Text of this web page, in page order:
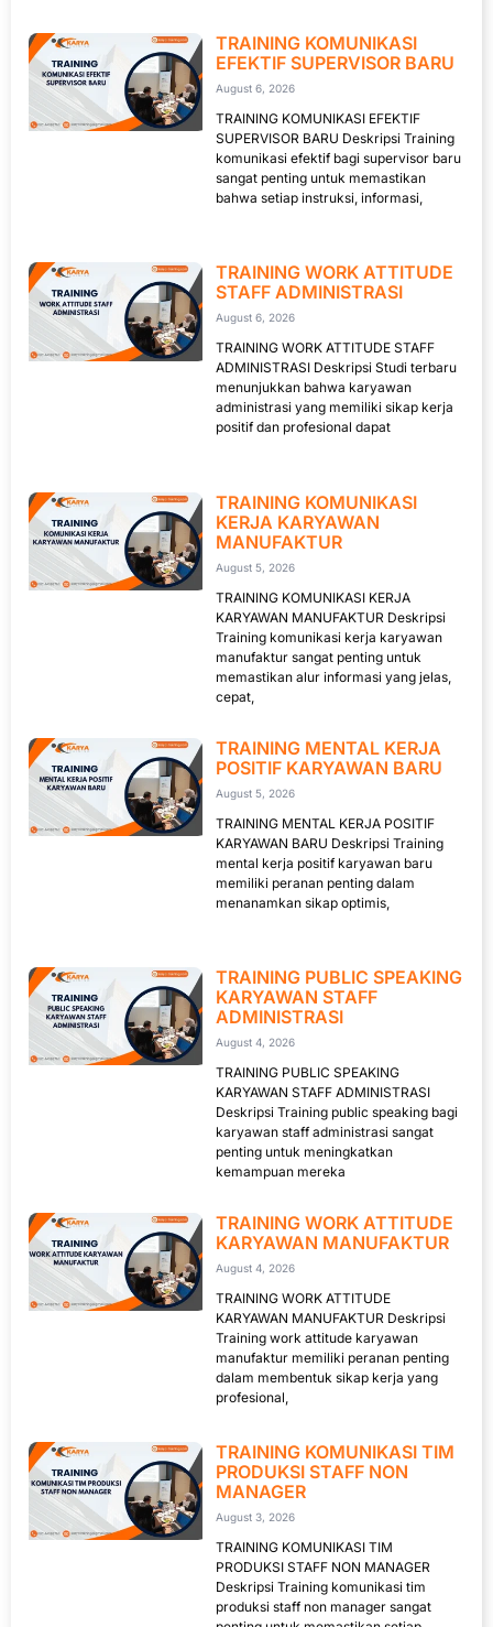
TRAINING KOMUNIKASI
EFEKTIF SUPERVISOR BARU
August 6, 2026
TRAINING KOMUNIKASI EFEKTIF
SUPERVISOR BARU Deskripsi Training
komunikasi efektif bagi supervisor baru
sangat penting untuk memastikan
bahwa setiap instruksi, informasi,
TRAINING WORK ATTITUDE
STAFF ADMINISTRASI
August 6, 2026
TRAINING WORK ATTITUDE STAFF
ADMINISTRASI Deskripsi Studi terbaru
menunjukkan bahwa karyawan
administrasi yang memiliki sikap kerja
positif dan profesional dapat
TRAINING KOMUNIKASI
KERJA KARYAWAN
MANUFAKTUR
August 5, 2026
TRAINING KOMUNIKASI KERJA
KARYAWAN MANUFAKTUR Deskripsi
Training komunikasi kerja karyawan
manufaktur sangat penting untuk
memastikan alur informasi yang jelas,
cepat,
TRAINING MENTAL KERJA
POSITIF KARYAWAN BARU
August 5, 2026
TRAINING MENTAL KERJA POSITIF
KARYAWAN BARU Deskripsi Training
mental kerja positif karyawan baru
memiliki peranan penting dalam
menanamkan sikap optimis,
TRAINING PUBLIC SPEAKING
KARYAWAN STAFF
ADMINISTRASI
August 4, 2026
TRAINING PUBLIC SPEAKING
KARYAWAN STAFF ADMINISTRASI
Deskripsi Training public speaking bagi
karyawan staff administrasi sangat
penting untuk meningkatkan
kemampuan mereka
TRAINING WORK ATTITUDE
KARYAWAN MANUFAKTUR
August 4, 2026
TRAINING WORK ATTITUDE
KARYAWAN MANUFAKTUR Deskripsi
Training work attitude karyawan
manufaktur memiliki peranan penting
dalam membentuk sikap kerja yang
profesional,
TRAINING KOMUNIKASI TIM
PRODUKSI STAFF NON
MANAGER
August 3, 2026
TRAINING KOMUNIKASI TIM
PRODUKSI STAFF NON MANAGER
Deskripsi Training komunikasi tim
produksi staff non manager sangat